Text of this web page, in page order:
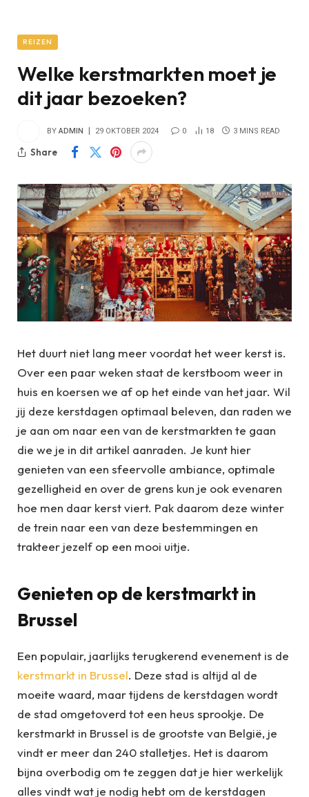
REIZEN
Welke kerstmarkten moet je
dit jaar bezoeken?
BY ADMIN 29 OKTOBER 2024 0 18 3 MINS READ
Share
Het duurt niet lang meer voordat het weer kerst is.
Over een paar weken staat de kerstboom weer in
huis en koersen we af op het einde van het jaar. Wil
jij deze kerstdagen optimaal beleven, dan raden we
je aan om naar een van de kerstmarkten te gaan
die we je in dit artikel aanraden. Je kunt hier
genieten van een sfeervolle ambiance, optimale
gezelligheid en over de grens kun je ook evenaren
hoe men daar kerst viert. Pak daarom deze winter
de trein naar een van deze bestemmingen en
trakteer jezelf op een mooi uitje.
Genieten op de kerstmarkt in
Brussel
Een populair, jaarlijks terugkerend evenement is de
kerstmarkt in Brussel. Deze stad is altijd al de
moeite waard, maar tijdens de kerstdagen wordt
de stad omgetoverd tot een heus sprookje. De
kerstmarkt in Brussel is de grootste van België, je
vindt er meer dan 240 stalletjes. Het is daarom
bijna overbodig om te zeggen dat je hier werkelijk
alles vindt wat je nodig hebt om de kerstdagen